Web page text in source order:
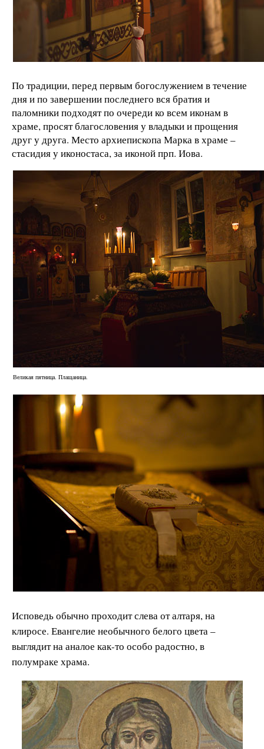
По традиции, перед первым богослужением в течение
дня и по завершении последнего вся братия и
паломники подходят по очереди ко всем иконам в
храме, просят благословения у владыки и прощения
друг у друга. Место архиепископа Марка в храме –
стасидия у иконостаса, за иконой прп. Иова.
Великая пятница. Плащаница.
Исповедь обычно проходит слева от алтаря, на
клиросе. Евангелие необычного белого цвета –
выглядит на аналое как-то особо радостно, в
полумраке храма.